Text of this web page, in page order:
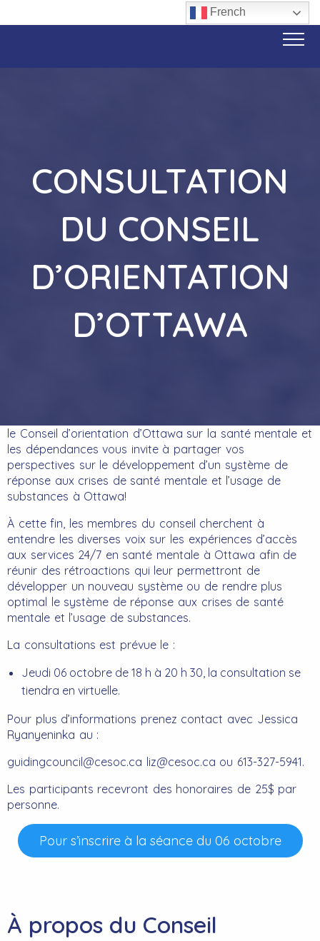
French
CONSULTATION
DU CONSEIL
D’ORIENTATION
D’OTTAWA
le Conseil d’orientation d’Ottawa sur la santé mentale et
les dépendances vous invite à partager vos
perspectives sur le développement d’un système de
réponse aux crises de santé mentale et l’usage de
substances à Ottawa!
À cette fin, les membres du conseil cherchent à
entendre les diverses voix sur les expériences d’accès
aux services 24/7 en santé mentale à Ottawa afin de
réunir des rétroactions qui leur permettront de
développer un nouveau système ou de rendre plus
optimal le système de réponse aux crises de santé
mentale et l’usage de substances.
La consultations est prévue le :
Jeudi 06 octobre de 18 h à 20 h 30, la consultation se
tiendra en virtuelle.
Pour plus d’informations prenez contact avec Jessica
Ryanyeninka au :
guidingcouncil@cesoc.ca liz@cesoc.ca ou 613-327-5941.
Les participants recevront des honoraires de 25$ par
personne.
Pour s’inscrire à la séance du 06 octobre
À propos du Conseil